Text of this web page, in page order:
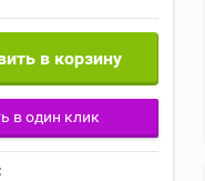
в корзину
в один клик